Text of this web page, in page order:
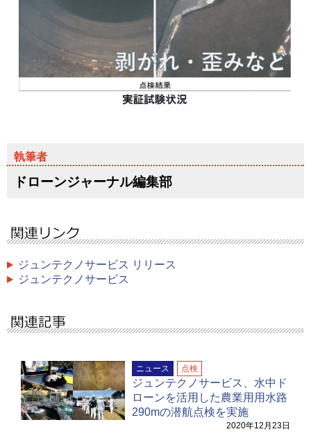
ドローンジャーナル編集部
ジュンテクノサービス リリース
ジュンテクノサービス
ニュース 点検
ジュンテクノサービス、水中ド
ローンを活用した農業用用水路
290mの潜航点検を実施
2020年12月23日